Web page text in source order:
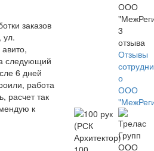
заказов
ул.
следующий
6 дней
работа
расчет так
к
ООО
3
отзыва
Отзывы
о
ООО